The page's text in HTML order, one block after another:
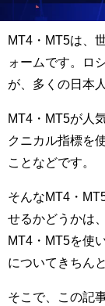
MT4・MT5は、
ォームです。ロ
が、多くの日本
MT4・MT5が人
クニカル指標を
ことなどです。
そんなMT4・
せるかどうかは
MT4・MT5を使
についてきちん
そこで、この記